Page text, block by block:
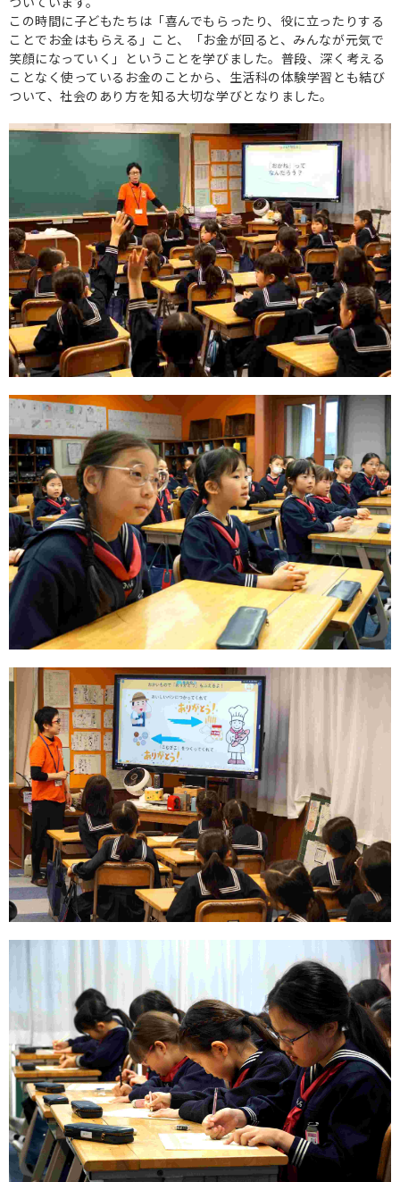
この時間に子どもたちは「喜んでもらったり、役に立ったりする
ことでお金はもらえる」こと、「お金が回ると、みんなが元気で
笑顔になっていく」ということを学びました。普段、深く考える
ことなく使っているお金のことから、生活科の体験学習とも結び
ついて、社会のあり方を知る大切な学びとなりました。